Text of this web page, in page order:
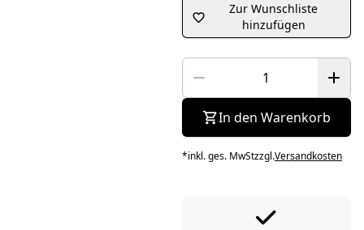
Zur Wunschliste
hinzufügen
In den Warenkorb
*inkl. ges. MwStzzgl.Versandkosten